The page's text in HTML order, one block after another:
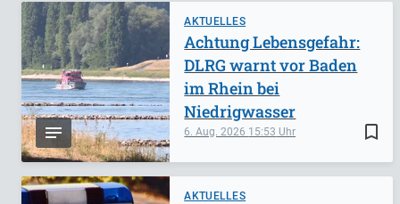
AKTUELLES
bookmark_border
6. Aug. 2026 15:53
Achtung Lebensgefahr:
DLRG warnt vor Baden
im Rhein bei
Niedrigwasser
AKTUELLES